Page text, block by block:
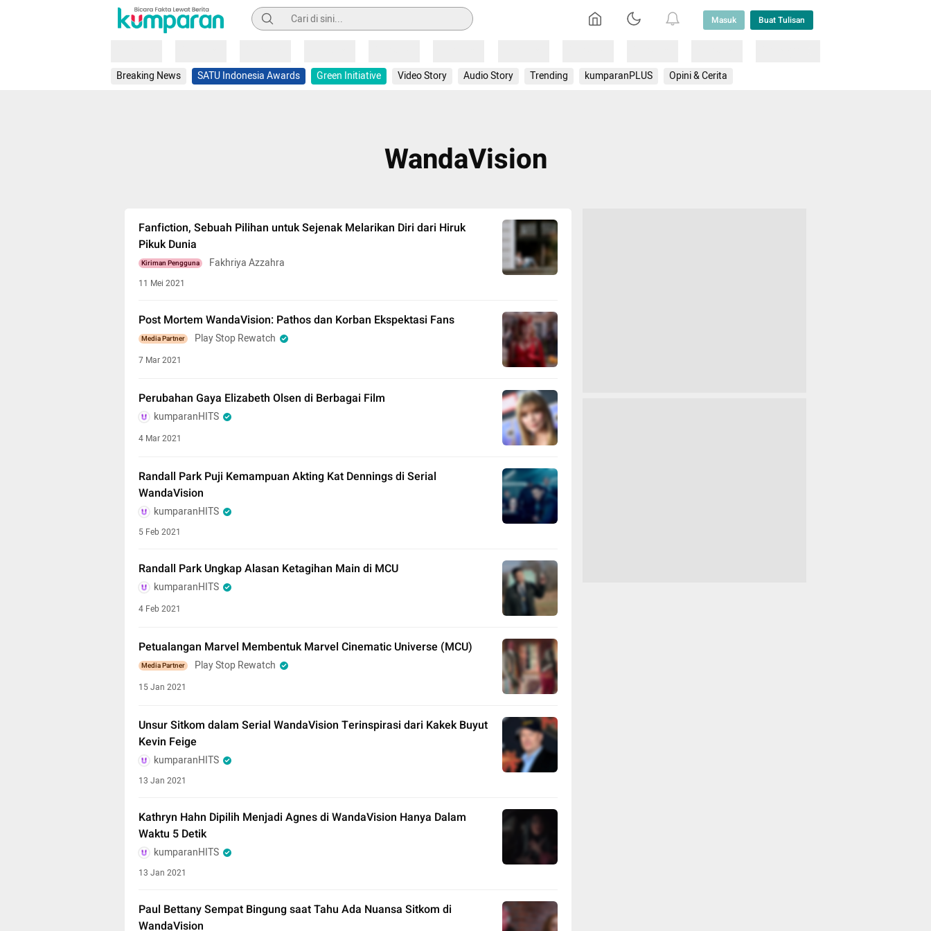
Pencarian Masuk Buat Tulisan
Breaking News SATU Indonesia Awards Green Initiative Video Story Audio Story Trending kumparanPLUS Opini & Cerita
WandaVision
Fanfiction, Sebuah Pilihan untuk Sejenak Melarikan Diri dari Hiruk
Pikuk Dunia
Kiriman Pengguna Fakhriya Azzahra
11 Mei 2021
Post Mortem WandaVision: Pathos dan Korban Ekspektasi Fans
Media Partner Play Stop Rewatch
7 Mar 2021
Perubahan Gaya Elizabeth Olsen di Berbagai Film
kumparanHITS
4 Mar 2021
Randall Park Puji Kemampuan Akting Kat Dennings di Serial
WandaVision
kumparanHITS
5 Feb 2021
Randall Park Ungkap Alasan Ketagihan Main di MCU
kumparanHITS
4 Feb 2021
Petualangan Marvel Membentuk Marvel Cinematic Universe (MCU)
Media Partner Play Stop Rewatch
15 Jan 2021
Unsur Sitkom dalam Serial WandaVision Terinspirasi dari Kakek Buyut
Kevin Feige
kumparanHITS
13 Jan 2021
Kathryn Hahn Dipilih Menjadi Agnes di WandaVision Hanya Dalam
Waktu 5 Detik
kumparanHITS
13 Jan 2021
Paul Bettany Sempat Bingung saat Tahu Ada Nuansa Sitkom di
WandaVision